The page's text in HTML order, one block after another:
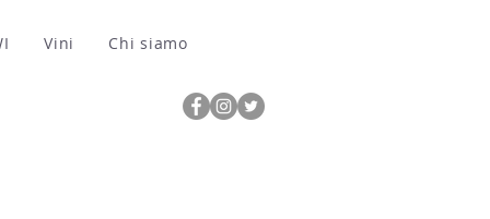
Vini Chi siamo